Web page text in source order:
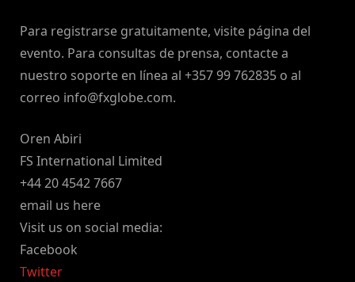
Para registrarse gratuitamente, visite página del
evento. Para consultas de prensa, contacte a
nuestro soporte en línea al +357 99 762835 o al
correo info@fxglobe.com.
Oren Abiri
FS International Limited
+44 20 4542 7667
email us here
Visit us on social media:
Facebook
Twitter